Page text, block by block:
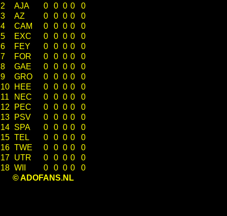
2
AJA 0 0 0 0
0
3
AZ 0 0 0 0
0
4
CAM 0 0 0 0
0
5
EXC 0 0 0 0
0
6
FEY 0 0 0 0
0
7
FOR 0 0 0 0
0
8
GAE 0 0 0 0
0
9
GRO 0 0 0 0
0
10
HEE 0 0 0 0
0
11
NEC 0 0 0 0
0
12
PEC 0 0 0 0
0
13
PSV 0 0 0 0
0
14 SPA 0 0 0 0
0
15 TEL 0 0 0 0
0
16 TWE 0 0 0 0
0
17 UTR 0 0 0 0
0
18 WII 0 0 0 0
0
© ADOFANS.NL